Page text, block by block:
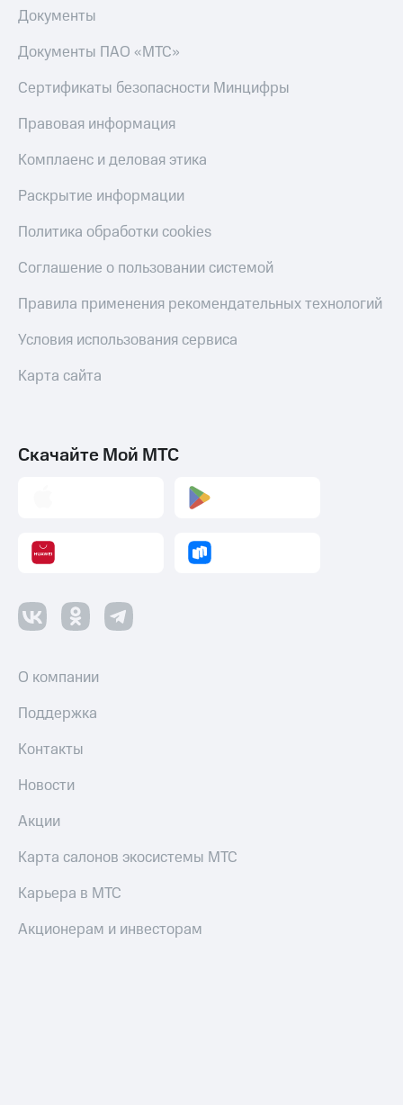
Документы
Документы ПАО «МТС»
Сертификаты безопасности Минцифры
Правовая информация
Комплаенс и деловая этика
Раскрытие информации
Политика обработки cookies
Соглашение о пользовании системой
Правила применения рекомендательных технологий
Условия использования сервиса
Карта сайта
Скачайте Мой МТС
О компании
Поддержка
Контакты
Новости
Акции
Карта салонов экосистемы МТС
Карьера в МТС
Акционерам и инвесторам